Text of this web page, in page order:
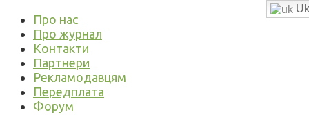
Про нас
Про журнал
Контакти
Партнери
Рекламодавцям
Передплата
Форум